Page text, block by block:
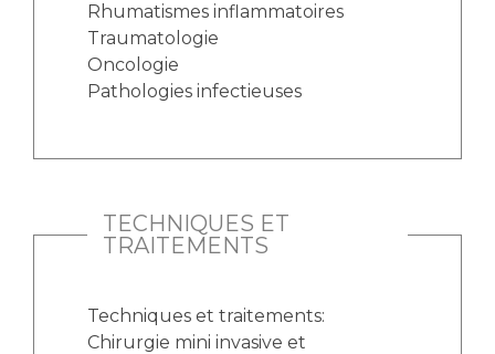
Rhumatismes inflammatoires
Traumatologie
Oncologie
Pathologies infectieuses
TECHNIQUES ET
TRAITEMENTS
Techniques et traitements:
Chirurgie mini invasive et